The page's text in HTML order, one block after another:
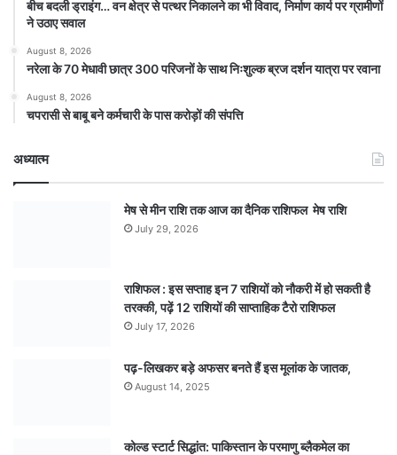
बीच बदली ड्राइंग… वन क्षेत्र से पत्थर निकालने का भी विवाद, निर्माण कार्य पर ग्रामीणों
ने उठाए सवाल
August 8, 2026
नरेला के 70 मेधावी छात्र 300 परिजनों के साथ निःशुल्क ब्रज दर्शन यात्रा पर रवाना
August 8, 2026
चपरासी से बाबू बने कर्मचारी के पास करोड़ों की संपत्ति
अध्यात्म
मेष से मीन राशि तक आज का दैनिक राशिफल मेष राशि
July 29, 2026
राशिफल : इस सप्ताह इन 7 राशियों को नौकरी में हो सकती है
तरक्की, पढ़ें 12 राशियों की साप्ताहिक टैरो राशिफल
July 17, 2026
पढ़-लिखकर बड़े अफसर बनते हैं इस मूलांक के जातक,
August 14, 2025
कोल्ड स्टार्ट सिद्धांत: पाकिस्तान के परमाणु ब्लैकमेल का